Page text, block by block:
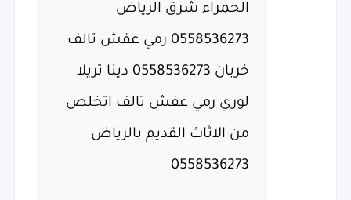
الحمراء شرق الرياض
0558536273 رمي عفش تالف
خربان 0558536273 دينا تريلا
لوري رمي عفش تالف اتخلص
من الاثاث القديم بالرياض
0558536273